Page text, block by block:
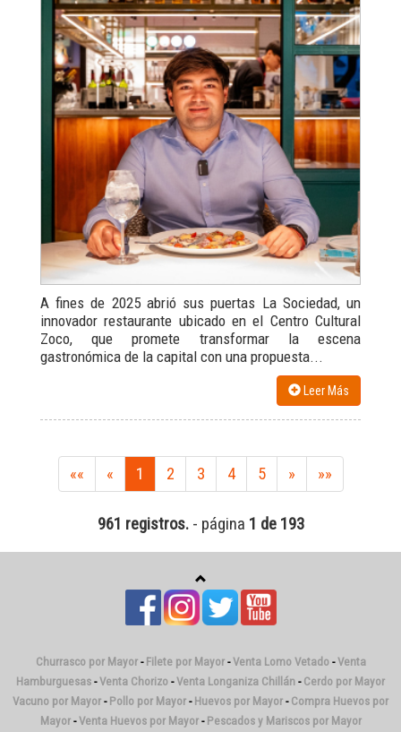
A fines de 2025 abrió sus puertas La Sociedad, un
innovador restaurante ubicado en el Centro Cultural
Zoco, que promete transformar la escena
gastronómica de la capital con una propuesta...
Leer Más
«« « 1 2 3 4 5 » »»
961 registros.- página 1 de 193
Churrasco por Mayor- Filete por Mayor-Venta Lomo Vetado-Venta
Hamburguesas -Venta Chorizo -Venta Longaniza Chillán - Cerdo por Mayor
Vacuno por Mayor - Pollo por Mayor - Huevos por Mayor - Compra Huevos por
Mayor-Venta Huevos por Mayor- Pescados y Mariscos por Mayor